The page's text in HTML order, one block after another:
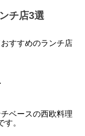
チ店3選
すすめのランチ店
ベースの西欧料理
。